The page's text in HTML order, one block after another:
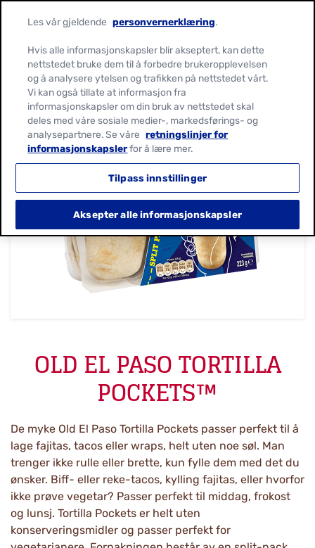
OLD EL PASO TORTILLA
POCKETS™
De myke Old El Paso Tortilla Pockets passer perfekt til å
lage fajitas, tacos eller wraps, helt uten noe søl. Man
trenger ikke rulle eller brette, kun fylle dem med det du
ønsker. Biff- eller reke-tacos, kylling fajitas, eller hvorfor
ikke prøve vegetar? Passer perfekt til middag, frokost
og lunsj. Tortilla Pockets er helt uten
konserveringsmidler og passer perfekt for
Les vår gjeldende personvernerklæring.
Hvis alle informasjonskapsler blir akseptert, kan dette
nettstedet bruke dem til å forbedre brukeropplevelsen
og å analysere ytelsen og trafikken på nettstedet vårt.
Vi kan også tillate at informasjon fra
informasjonskapsler om din bruk av nettstedet skal
deles med våre sosiale medier-, markedsførings- og
analysepartnere. Se våre retningslinjer for
informasjonskapslerfor å lære mer.
Tilpass innstillinger
Aksepter alle informasjonskapsler